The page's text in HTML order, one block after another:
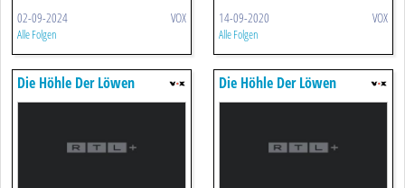
02-09-2024 VOX
Alle Folgen
14-09-2020 VOX
Alle Folgen
Die Höhle Der Löwen Die Höhle Der Löwen